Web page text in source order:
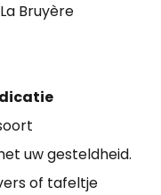
Bruyère
uw gesteldheid.
of tafeltje